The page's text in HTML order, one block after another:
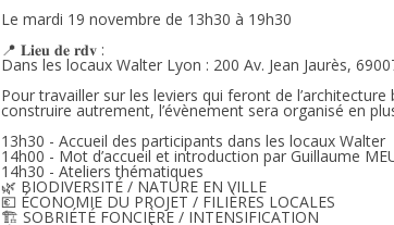
Le mardi 19 novembre de 13h30 à 19h30
📍 𝐋𝐢𝐞𝐮 𝐝𝐞 𝐫𝐝𝐯 :
Dans les locaux Walter Lyon : 200 Av. Jean Jaurès,
Pour travailler sur les leviers qui feront de
construire autrement, l’évènement sera organisé en
13h30 - Accueil des participants dans les locaux Walter
14h00 - Mot d’accueil et introduction par Guillaume
14h30 - Ateliers thématiques
🌿 BIODIVERSITÉ / NATURE EN VILLE
💶 ÉCONOMIE DU PROJET / FILIÈRES LOCALES
🏗 SOBRIÉTÉ FONCIÈRE / INTENSIFICATION